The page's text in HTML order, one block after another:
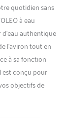
quotidien sans
à eau
authentique
l’aviron tout en
à sa fonction
est conçu pour
objectifs de